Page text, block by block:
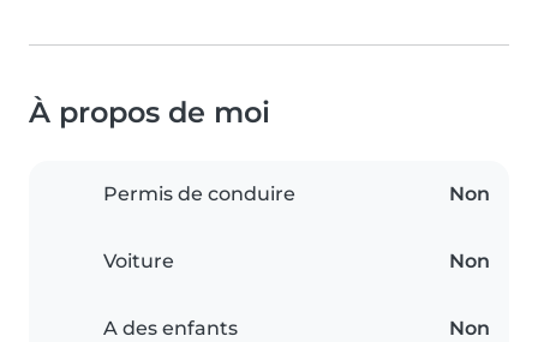
À propos de moi
Permis de conduire Non
Voiture Non
A des enfants Non